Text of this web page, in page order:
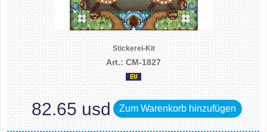
Stickerei-Kit
Art.: CM-1827
82.65 usd Zum Warenkorb hinzufügen